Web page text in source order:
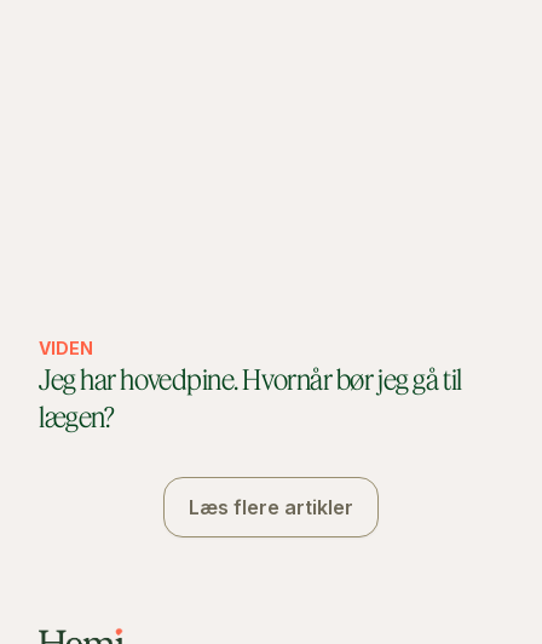
VIDEN
Jeg har hovedpine. Hvornår bør jeg gå til
lægen?
Læs flere artikler